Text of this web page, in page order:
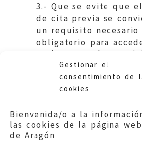
Gestionar el
consentimiento de
cookies
Bienvenida/o a la
las cookies de la página
de Aragón
3.- Que se evite que
de cita previa se
un requisito necesario
obligatorio para
registros y a los
administrativos.